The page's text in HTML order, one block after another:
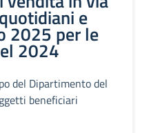
e
2025 per le
2024
del Dipartimento del
beneficiari